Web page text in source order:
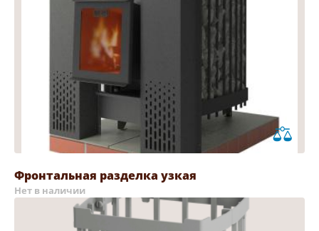
Фронтальная разделка узкая
Нет в наличии